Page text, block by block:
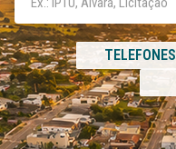
TELEFONES